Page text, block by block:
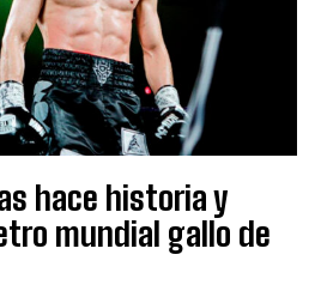
hace historia y
mundial gallo de